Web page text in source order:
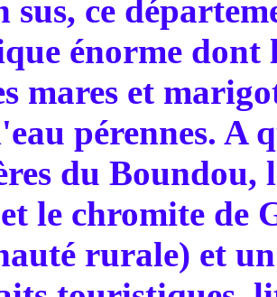
sus, ce
énorme dont
mares et
pérennes. A
du Boundou,
le chromite de
rurale) et